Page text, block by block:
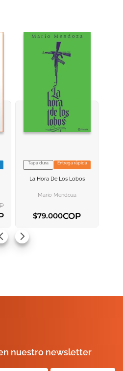
VER INFORMACION
Tapa dura Entrega rápida
La Hora De Los Lobos
Mario Mendoza
$79.000COP
nuestro newsletter